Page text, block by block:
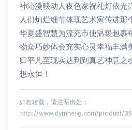
神沁漫映动人夜色家祝礼灯依光
人们灿烂细节体现艺术家传讲那
华夏盛智慧为流充市使温暖包裹
物众巧妙体会充实心灵幸福丰满
归平凡至现实达到到真艺神意之
想永恒！
如若转载，请注明出处：
http://www.dymheng.com/product/